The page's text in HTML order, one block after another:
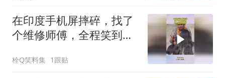
在印度手机屏摔碎，找了
个维修师傅，全程笑到肚
栓Q笑料集 1跟贴